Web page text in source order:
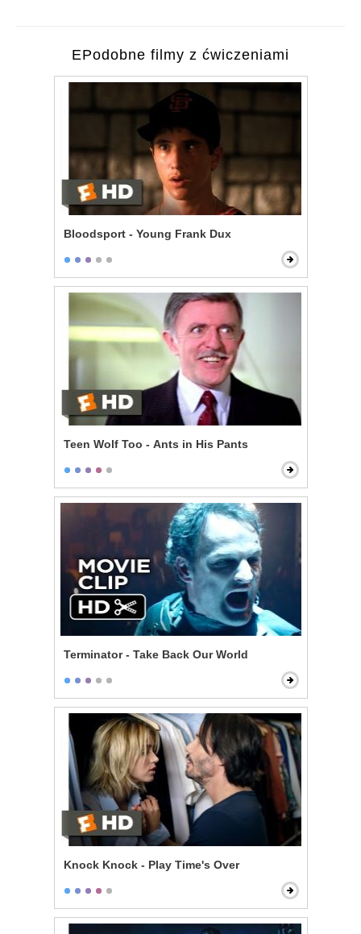
EPodobne filmy z ćwiczeniami
Bloodsport - Young Frank Dux
Teen Wolf Too - Ants in His Pants
Terminator - Take Back Our World
Knock Knock - Play Time's Over